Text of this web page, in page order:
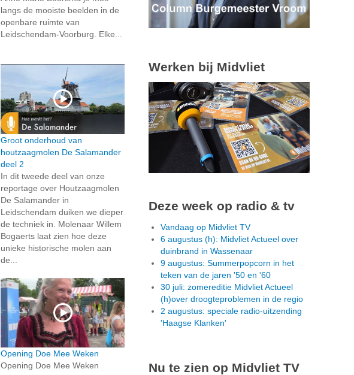
langs de mooiste beelden in de
openbare ruimte van
Leidschendam-Voorburg. Elke...
Groot onderhoud van
houtzaagmolen De Salamander
deel 2
In dit tweede deel van onze
reportage over Houtzaagmolen
De Salamander in
Leidschendam duiken we dieper
de techniek in. Molenaar Willem
Bogaerts laat zien hoe deze
unieke historische molen aan
de...
Opening Doe Mee Weken
Opening Doe Mee Weken
Werken bij Midvliet
Deze week op radio & tv
Vandaag op Midvliet TV
6 augustus (h): Midvliet Actueel over
duinbrand in Wassenaar
9 augustus: Summerpopcorn in het
teken van de jaren '50 en '60
30 juli: zomereditie Midvliet Actueel
(h)over droogteproblemen in de regio
2 augustus: speciale radio-uitzending
'Haagse Klanken'
Nu te zien op Midvliet TV